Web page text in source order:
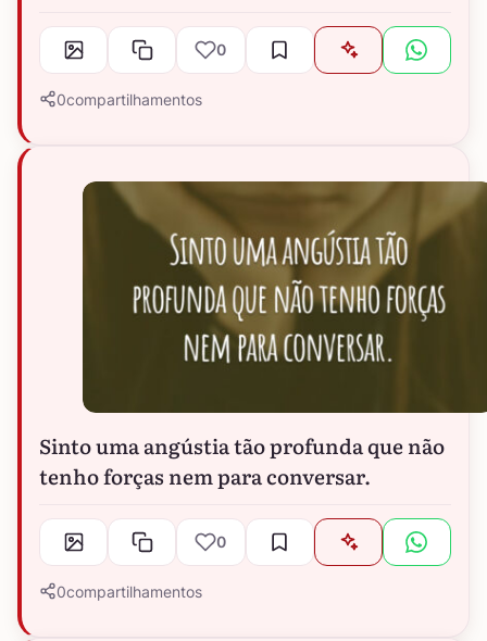
0
0compartilhamentos
Sinto uma angústia tão profunda que não
tenho forças nem para conversar.
0
0compartilhamentos